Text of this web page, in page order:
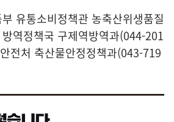
유통소비정책관 농축산위생품질
역정책국 구제역방역과(044-201
전처 축산물안정정책과(043-719